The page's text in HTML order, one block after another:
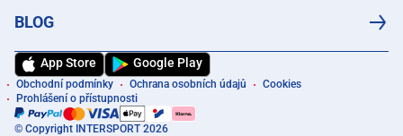
BLOG
App Store Google Play
Obchodní podmínky Ochrana osobních údajů
Cookies
Prohlášení o přístupnosti
© Copyright INTERSPORT 2026